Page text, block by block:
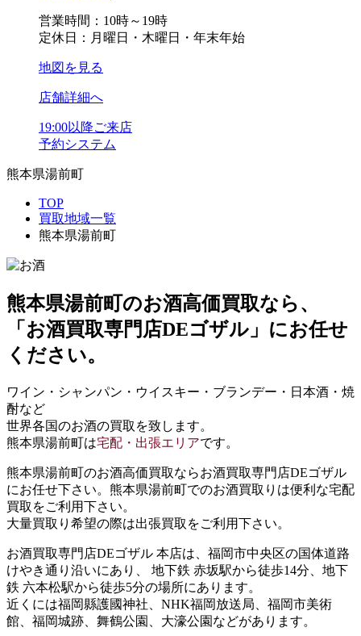
営業時間：10時～19時
定休日：月曜日・木曜日・年末年始
地図を見る
店舗詳細へ
19:00以降ご来店
予約システム
熊本県湯前町
TOP
買取地域一覧
熊本県湯前町
熊本県湯前町のお酒高価買取なら、
「お酒買取専門店DEゴザル」 にお任せ
ください。
ワイン・シャンパン・ウイスキー・ブランデー・日本酒・焼
酎など
世界各国のお酒の買取を致します。
熊本県湯前町は宅配・出張エリアです。
熊本県湯前町のお酒高価買取ならお酒買取専門店DEゴザル
にお任せ下さい。熊本県湯前町でのお酒買取りは便利な宅配
買取をご利用下さい。
大量買取り希望の際は出張買取をご利用下さい。
お酒買取専門店DEゴザル 本店は、福岡市中央区の国体道路
けやき通り沿いにあり、 地下鉄 赤坂駅から徒歩14分、地下
鉄 六本松駅から徒歩5分の場所にあります。
近くには福岡縣護國神社、NHK福岡放送局、福岡市美術
館、福岡城跡、舞鶴公園、大濠公園などがあります。